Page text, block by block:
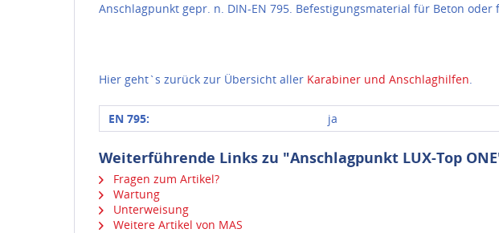
Anschlagpunkt gepr. n. DIN-EN 795. Befestigungsmaterial für Beton
Hier geht`s zurück zur Übersicht aller Karabiner und Anschlaghilfen.
EN 795: ja
Weiterführende Links zu "Anschlagpunkt LUX-Top
Fragen zum Artikel?
Wartung
Unterweisung
Weitere Artikel von MAS